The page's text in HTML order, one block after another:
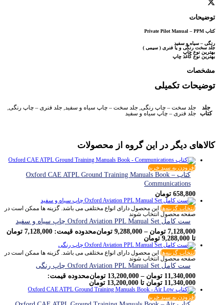
توضیحات
کتاب Private Pilot Manual – PPM
رنگی – سیاه و سفید
جلد سخت رنگی و یا فنری ( سیمی )
بهترین نوع چاپ
بهترین نوع کاغذ چاپ
مشخصات
توضیحات تکمیلی
جلد
کتاب
جلد سخت – چاپ رنگی, جلد سخت – چاپ سیاه و سفید, جلد فنری – چاپ رنگی,
جلد فنری – چاپ سیاه و سفید
کالاهای دیگر در این گروه از محصولات
افزودن به سبد خرید
کتاب Oxford CAE ATPL Ground Training Manuals Book –
Communications
658,800 تومان
انتخاب گزینه‌ها این محصول دارای انواع مختلفی می باشد. گزینه ها ممکن است در
صفحه محصول انتخاب شوند
ست کامل Oxford Aviation PPL Manual Set چاپ سیاه و سفید
7,128,000 تومان –
9,288,000 تومان
محدوده قیمت: 7,128,000 تومان
تا 9,288,000 تومان
انتخاب گزینه‌ها این محصول دارای انواع مختلفی می باشد. گزینه ها ممکن است در
صفحه محصول انتخاب شوند
ست کامل Oxford Aviation PPL Manual Set چاپ رنگی
11,340,000 تومان –
13,200,000 تومانمحدوده قیمت:
11,340,000 تومان تا 13,200,000 تومان
افزودن به سبد خرید